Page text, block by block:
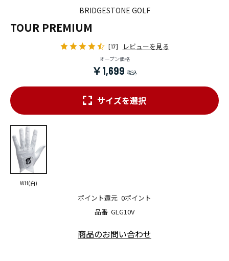
BRIDGESTONE GOLF
TOUR PREMIUM
[17] レビューを見る
オープン価格
￥1,699
品番 GLG10V
ポイント還元 0ポイント
サイズを選択
WH(白)
商品のお問い合わせ